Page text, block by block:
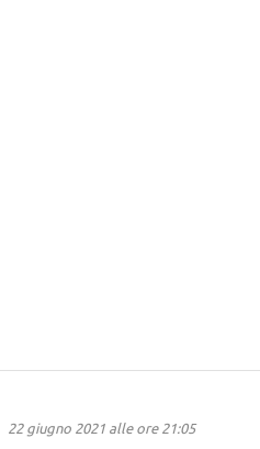
22 giugno 2021 alle ore 21:05